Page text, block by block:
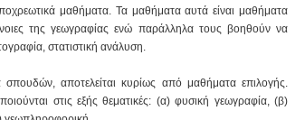
μαθήματα. Τα μαθήματα αυτά είναι μαθήματα
της γεωγραφίας ενώ παράλληλα τους βοηθούν να
στατιστική ανάλυση.
αποτελείται κυρίως από μαθήματα επιλογής.
στις εξής θεματικές: (α) φυσική γεωγραφία, (β)